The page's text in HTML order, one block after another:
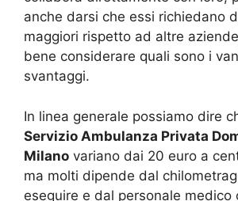
anche darsi che essi richiedano
maggiori rispetto ad altre
bene considerare quali sono i
svantaggi.
In linea generale possiamo dire
Servizio Ambulanza Privata
Milano variano dai 20 euro a
ma molti dipende dal
eseguire e dal personale medico